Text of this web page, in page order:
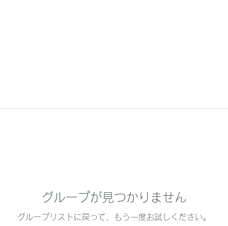
グループが見つかりません
グループリストに戻って、もう一度お試しください。